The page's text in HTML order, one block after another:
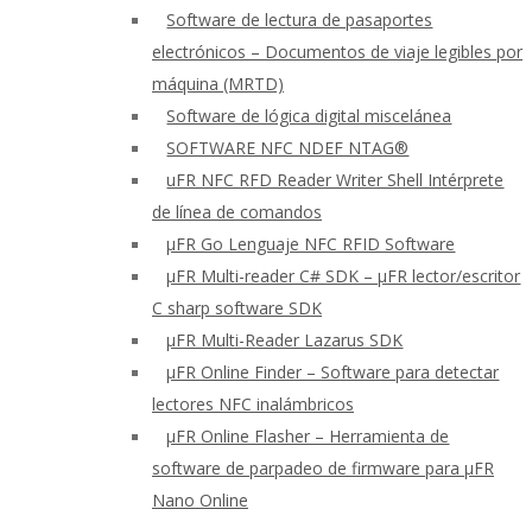
Software de lectura de pasaportes
electrónicos – Documentos de viaje legibles por
máquina (MRTD)
Software de lógica digital miscelánea
SOFTWARE NFC NDEF NTAG®
uFR NFC RFD Reader Writer Shell Intérprete
de línea de comandos
μFR Go Lenguaje NFC RFID Software
μFR Multi-reader C# SDK – μFR lector/escritor
C sharp software SDK
μFR Multi-Reader Lazarus SDK
μFR Online Finder – Software para detectar
lectores NFC inalámbricos
μFR Online Flasher – Herramienta de
software de parpadeo de firmware para μFR
Nano Online